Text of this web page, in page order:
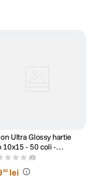
Ultra Glossy hartie
10x15 - 50 coli -
mp (S041943)
(0)
90 lei